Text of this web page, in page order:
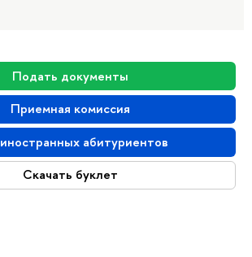
Подать документы
Приемная комиссия
абитуриентов
Скачать буклет